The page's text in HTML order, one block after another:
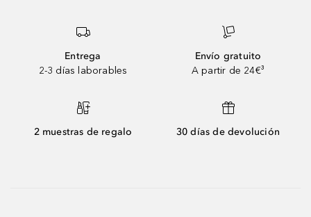
Entrega
2-3 días laborables
Envío gratuito
A partir de 24€³
2 muestras de regalo 30 días de devolución